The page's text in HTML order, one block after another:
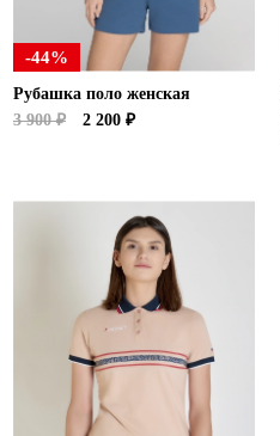
-44%
Рубашка поло женская
3 900 ₽
2 200 ₽